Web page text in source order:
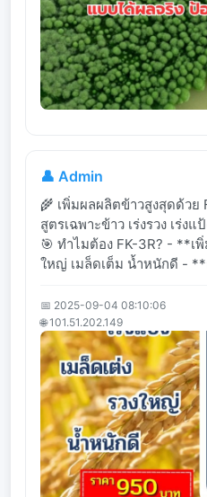
👤 Admin
🌾 เพิ่มผลผลิตข้าวสูงสุดด้ว
สูตรเฉพาะข้าว เร่งรวง เร่ง
🎯 ทำไมต้อง FK-3R? - **เ
ใหญ่ เมล็ดเต็ม น้ำหนักดี -
📅 2025-09-04 08:10:06
🌐 101.51.202.149